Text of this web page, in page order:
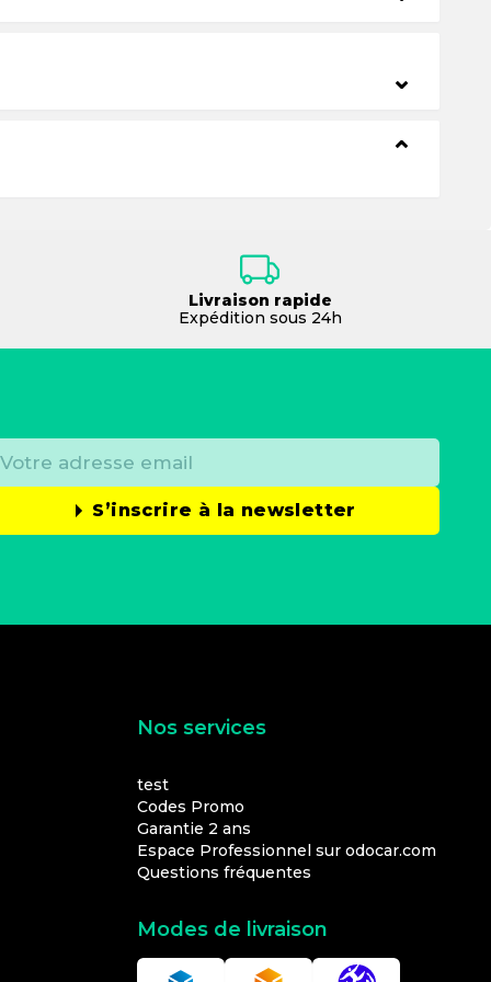
⌄
⌄
Livraison rapide
Expédition sous 24h
S’inscrire à la newsletter
Nos services
test
Codes Promo
Garantie 2 ans
Espace Professionnel sur odocar.com
Questions fréquentes
Modes de livraison